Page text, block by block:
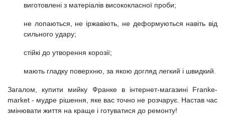
виготовлені з матеріалів висококласної проби;
не лопаються, не іржавіють, не деформуються навіть від
сильного удару;
стійкі до утворення корозії;
мають гладку поверхню, за якою догляд легкий і швидкий.
Загалом, купити мийку Франке в інтернет-магазині Franke-
market - мудре рішення, яке вас точно не розчарує. Настав час
змінювати життя на краще і готуватися до ремонту!